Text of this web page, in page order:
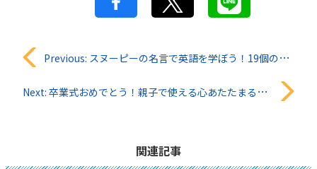
投
稿
Previous: スヌーピーの名言で英語を学ぼう！19個の心に響くフレーズを紹介
Next: 卒業式おめでとう！親子で使える心あたたまる英語フレーズ集13選
関連記事